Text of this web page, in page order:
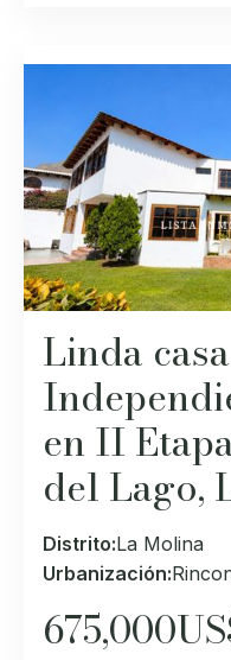
Linda casa
en II
del Lago,
Distrito:La Molina
Urbanización:
675,000